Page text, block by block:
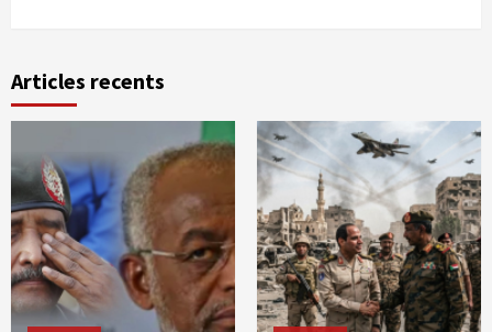
Articles recents